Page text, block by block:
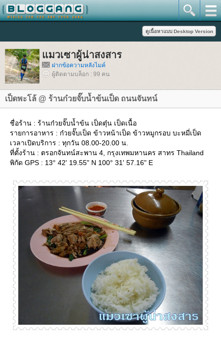
มวเซาผู้น่าสงสาร
ฝากข้อความหลังไมค์
ผู้ติดตามบล็อก : 99 คน
เป็ดพะโล้ @ ร้านก๋วยจั๊บน้ำข้นเป็ด ถนนจันทน์
ชื่อร้าน : ร้านก๋วยจั๊บน้ำข้น เป็ดตุ๋น เป็ดเนื้อ
รายการอาหาร : ก๋วยจั๊บเป็ด ข้าวหน้าเป็ด ข้าวหมูกรอบ บะหมี่เป็ด
เวลาเปิดบริการ : ทุกวัน 08.00-20.00 น.
ที่ตั้งร้าน : ตรอกจันทน์สะพาน 4, กรุงเทพมหานคร สาทร Thailand
พิกัด GPS : 13° 42' 19.55" N 100° 31' 57.16" E